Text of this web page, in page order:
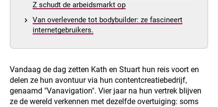
Z schudt de arbeidsmarkt op
Van overlevende tot bodybuilder: ze fascineert
internetgebruikers.
Vandaag de dag zetten Kath en Stuart hun reis voort en
delen ze hun avontuur via hun contentcreatiebedrijf,
genaamd "Vanavigation". Vier jaar na hun vertrek blijven
ze de wereld verkennen met dezelfde overtuiging: soms